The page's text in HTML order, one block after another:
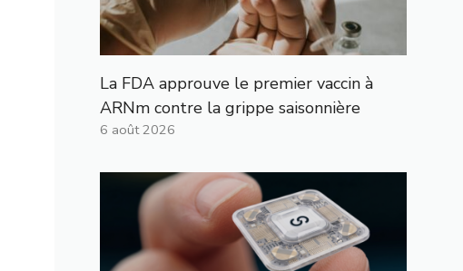
La FDA approuve le premier vaccin à
ARNm contre la grippe saisonnière
6 août 2026